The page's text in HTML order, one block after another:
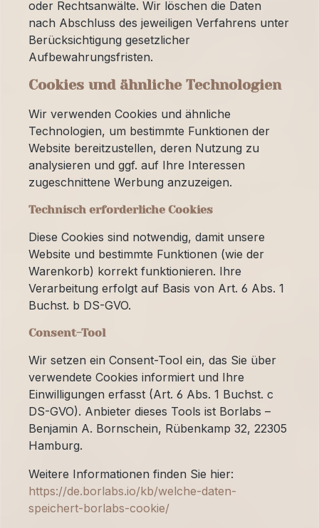
oder Rechtsanwälte. Wir löschen die Daten
nach Abschluss des jeweiligen Verfahrens unter
Berücksichtigung gesetzlicher
Aufbewahrungsfristen.
Cookies und ähnliche Technologien
Wir verwenden Cookies und ähnliche
Technologien, um bestimmte Funktionen der
Website bereitzustellen, deren Nutzung zu
analysieren und ggf. auf Ihre Interessen
zugeschnittene Werbung anzuzeigen.
Technisch erforderliche Cookies
Diese Cookies sind notwendig, damit unsere
Website und bestimmte Funktionen (wie der
Warenkorb) korrekt funktionieren. Ihre
Verarbeitung erfolgt auf Basis von Art. 6 Abs. 1
Buchst. b DS-GVO.
Consent-Tool
Wir setzen ein Consent-Tool ein, das Sie über
verwendete Cookies informiert und Ihre
Einwilligungen erfasst (Art. 6 Abs. 1 Buchst. c
DS-GVO). Anbieter dieses Tools ist Borlabs –
Benjamin A. Bornschein, Rübenkamp 32, 22305
Hamburg.
Weitere Informationen finden Sie hier:
https://de.borlabs.io/kb/welche-daten-
speichert-borlabs-cookie/